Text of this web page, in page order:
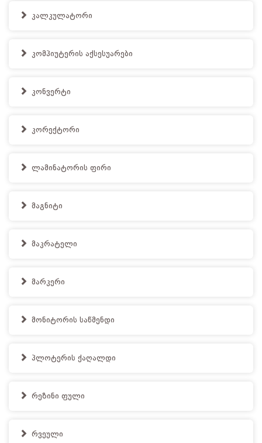
კალკულატორი
კომპიუტერის აქსესუარები
კონვერტი
კორექტორი
ლამინატორის ფირი
მაგნიტი
მაკრატელი
მარკერი
მონიტორის საწმენდი
პლოტერის ქაღალდი
რეზინი ფული
რვეული